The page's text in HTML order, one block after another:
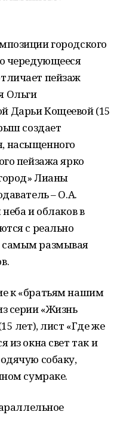
городского
чередующееся
пейзаж
Ольги
Дарьи Кощеевой (15
создает
насыщенного
пейзажа ярко
Лианы
– О.А.
и облаков в
с реально
размывая
к «братьям нашим
серии «Жизнь
лет), лист «Где же
окна свет так и
собаку,
сумраке.